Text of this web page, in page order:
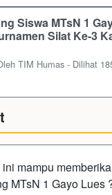
Siswa MTsN 1
Silat Ke-3
TIM Humas - Dilihat
mampu
MTsN 1 Gayo Lues